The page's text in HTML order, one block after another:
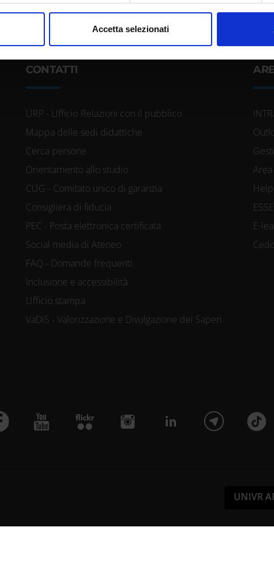
contenuti ed annunci, per fornire funzionalità dei social
dei loro servizi.
Accetta selezionati
CONTATTI
URP - Ufficio Relazioni con il pubblico
Mappa delle sedi didattiche
Cerca persone
Orientamento allo studio
CUG - Comitato unico di garanzia
Consigliera di fiducia
PEC - Posta elettronica certificata
Social media di Ateneo
FAQ - Domande frequenti
Inclusione e accessibilità
Ufficio stampa
VaDiS - Valorizzazione e Divulgazione dei Saperi
E-
UNIVR